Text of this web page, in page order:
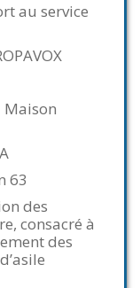
au service
63
des
consacré à
des